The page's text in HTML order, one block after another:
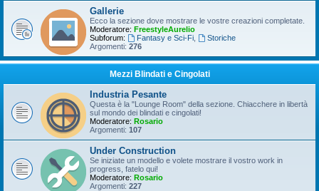
Gallerie
Ecco la sezione dove mostrare le vostre creazioni completate.
Moderatore: FreestyleAurelio
Subforum:
Fantasy e Sci-Fi,
Storiche
Argomenti: 276
Mezzi Blindati e Cingolati
Industria Pesante
Questa è la "Lounge Room" della sezione. Chiacchere in libertà
sul mondo dei blindati e cingolati!
Moderatore: Rosario
Argomenti: 107
Under Construction
Se iniziate un modello e volete mostrare il vostro work in
progress, fatelo qui!
Moderatore: Rosario
Argomenti: 227